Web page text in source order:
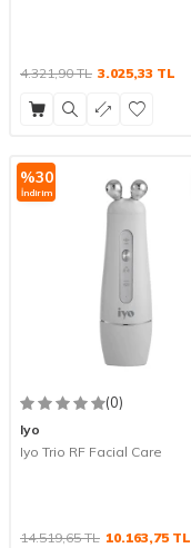
4.321,90TL 3.025,33 TL
%30
İndirim
(0)
Iyo
Iyo Trio RF Facial Care
14.519,65TL 10.163,75TL